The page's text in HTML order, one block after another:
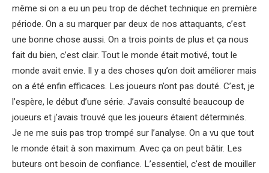
même si on a eu un peu trop de déchet technique en première
période. On a su marquer par deux de nos attaquants, c’est
une bonne chose aussi. On a trois points de plus et ça nous
fait du bien, c’est clair. Tout le monde était motivé, tout le
monde avait envie. Il y a des choses qu’on doit améliorer mais
on a été enfin efficaces. Les joueurs n’ont pas douté. C’est, je
l’espère, le début d’une série. J’avais consulté beaucoup de
joueurs et j’avais trouvé que les joueurs étaient déterminés.
Je ne me suis pas trop trompé sur l’analyse. On a vu que tout
le monde était à son maximum. Avec ça on peut bâtir. Les
buteurs ont besoin de confiance. L’essentiel, c’est de mouiller